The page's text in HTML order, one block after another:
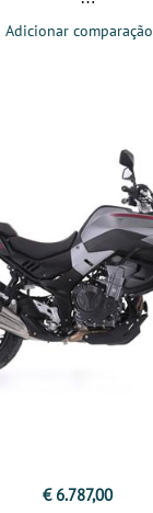
Adicionar comparação
€ 6.787,00